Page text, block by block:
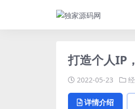
打造个人IP
2022-05-23
详情介绍